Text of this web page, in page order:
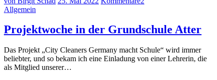
Allgemein
Projektwoche in der Grundschule Atter
Das Projekt „City Cleaners Germany macht Schule“ wird immer
beliebter, und so bekam ich eine Einladung von einer Lehrerin, die
als Mitglied unserer…